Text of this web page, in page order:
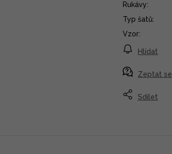
Zeptat se
Hlídat
Sdílet
Rukávy:
Typ šatů:
Vzor: